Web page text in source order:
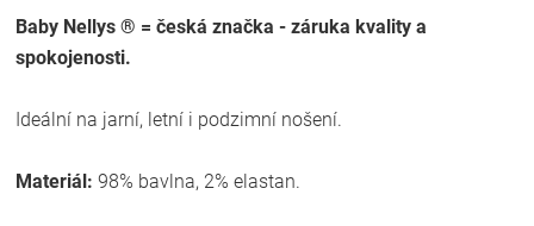
Baby Nellys ® = česká značka - záruka kvality a
spokojenosti.
Ideální na jarní, letní i podzimní nošení.
Materiál: 98% bavlna, 2% elastan.